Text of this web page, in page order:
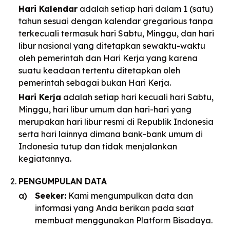
Hari Kalendar adalah setiap hari dalam 1 (satu)
tahun sesuai dengan kalendar gregarious tanpa
terkecuali termasuk hari Sabtu, Minggu, dan hari
libur nasional yang ditetapkan sewaktu-waktu
oleh pemerintah dan Hari Kerja yang karena
suatu keadaan tertentu ditetapkan oleh
pemerintah sebagai bukan Hari Kerja.
Hari Kerja adalah setiap hari kecuali hari Sabtu,
Minggu, hari libur umum dan hari-hari yang
merupakan hari libur resmi di Republik Indonesia
serta hari lainnya dimana bank-bank umum di
Indonesia tutup dan tidak menjalankan
kegiatannya.
PENGUMPULAN DATA
Seeker: Kami mengumpulkan data dan
informasi yang Anda berikan pada saat
membuat menggunakan Platform Bisadaya.